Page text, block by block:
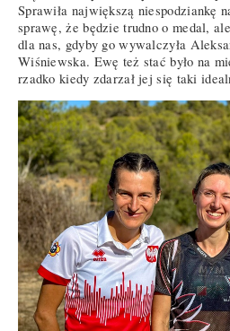
Sprawiła największą niespodziankę
sprawę, że będzie trudno o medal,
dla nas, gdyby go wywalczyła
Wiśniewska. Ewę też stać było na
rzadko kiedy zdarzał jej się taki